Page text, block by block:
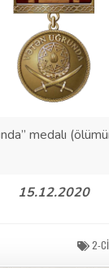
medalı
15.12.2020
2-CI